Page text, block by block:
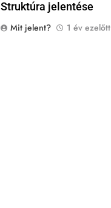
Struktúra jelentése
Mit jelent?
1 év ezelőtt